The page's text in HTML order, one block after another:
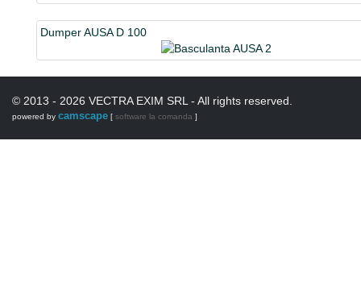
Dumper AUSA D 100
© 2013 - 2026 VECTRA EXIM SRL - All rights reserved.
powered by camscape [ software la comanda ]